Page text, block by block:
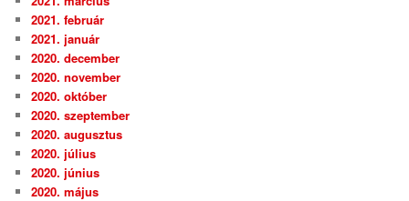
2021. február
2021. január
2020. december
2020. november
2020. október
2020. szeptember
2020. augusztus
2020. július
2020. június
2020. május